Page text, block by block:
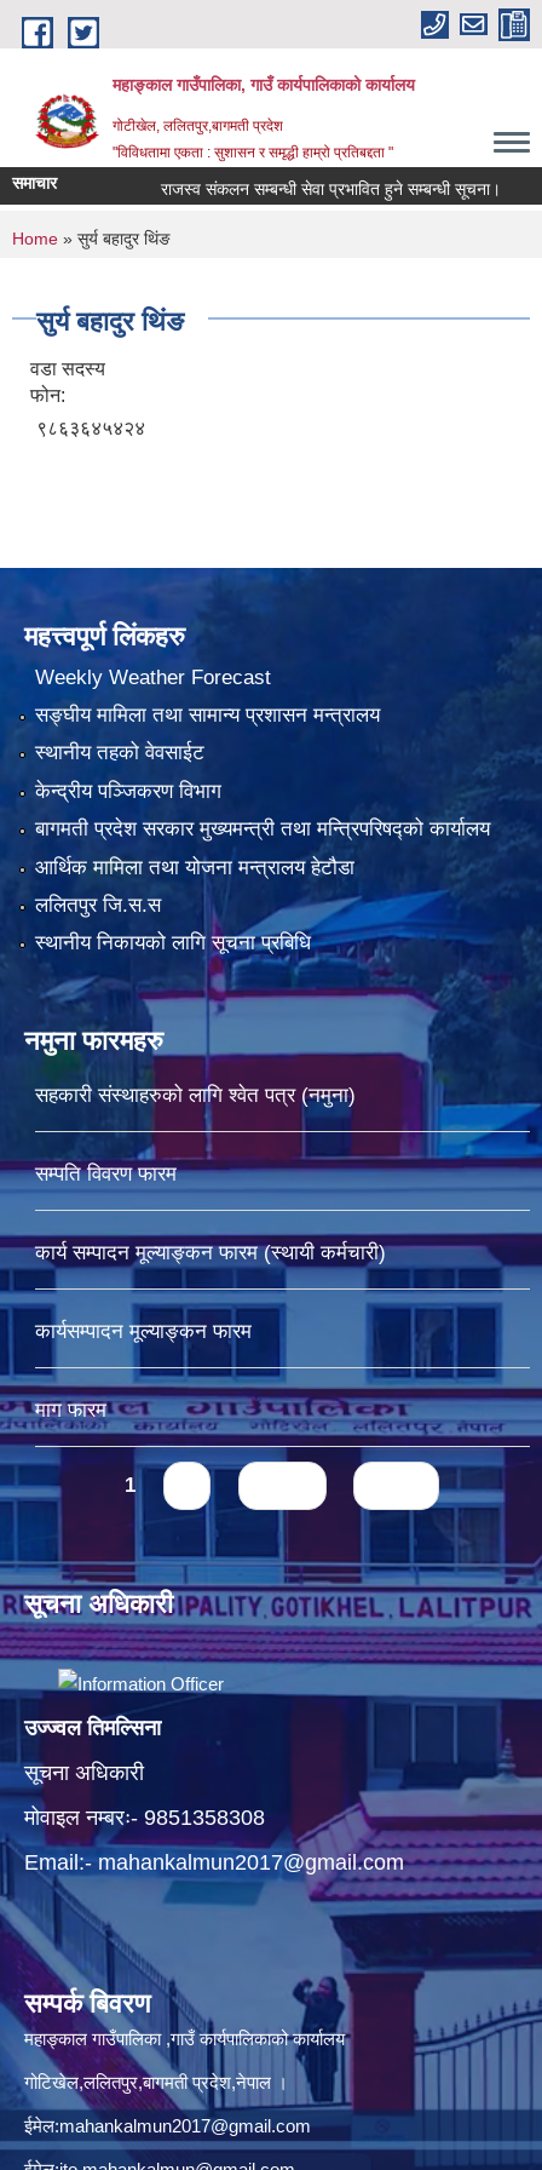
Skip to main content
महाङ्काल गाउँपालिका, गाउँ कार्यपालिकाको कार्यालय
गोटीखेल, ललितपुर,बागमती प्रदेश
"विविधतामा एकता : सुशासन र समृद्धी हाम्रो प्रतिबद्दता "
समाचार राजस्व संकलन सम्बन्धी सेवा प्रभावित हुने सम्बन्धी सूचना।
You are here
Home » सुर्य बहादुर थिंङ
सुर्य बहादुर थिंङ
वडा सदस्य
फोन:
९८६३६४५४२४
महत्त्वपूर्ण लिंकहरु
Weekly Weather Forecast
सङ्घीय मामिला तथा सामान्य प्रशासन मन्त्रालय
स्थानीय तहको वेवसाईट
केन्द्रीय पञ्जिकरण विभाग
बागमती प्रदेश सरकार मुख्यमन्त्री तथा मन्त्रिपरिषद्को कार्यालय
आर्थिक मामिला तथा योजना मन्त्रालय हेटौडा
ललितपुर जि.स.स
स्थानीय निकायको लागि सूचना प्रबिधि
नमुना फारमहरु
सहकारी संस्थाहरुको लागि श्वेत पत्र (नमुना)
सम्पति विवरण फारम
कार्य सम्पादन मूल्याङ्कन फारम (स्थायी कर्मचारी)
कार्यसम्पादन मूल्याङ्कन फारम
माग फारम
Pages1
सूचना अधिकारी
उज्ज्वल तिमल्सिना
सूचना अधिकारी
मोवाइल नम्बरः- 9851358308
Email:- mahankalmun2017@gmail.com
सम्पर्क बिवरण
महाङ्काल गाउँपालिका ,गाउँ कार्यपालिकाको कार्यालय
गोटिखेल,ललितपुर,बागमती प्रदेश,नेपाल ।
ईमेल:mahankalmun2017@gmail.com